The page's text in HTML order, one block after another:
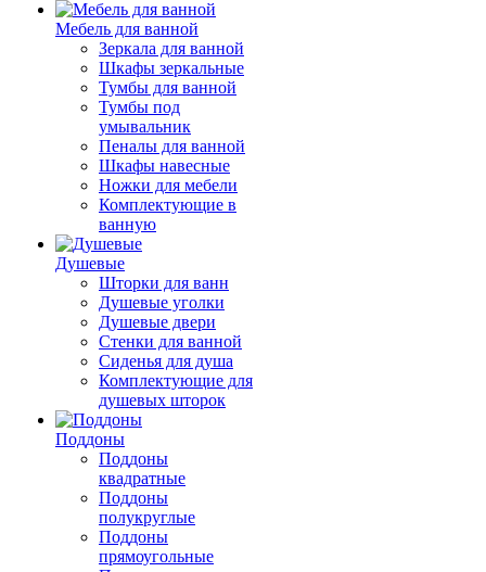
Мебель для ванной
Зеркала для ванной
Шкафы зеркальные
Тумбы для ванной
Тумбы под
умывальник
Пеналы для ванной
Шкафы навесные
Ножки для мебели
Комплектующие в
ванную
Душевые
Шторки для ванн
Душевые уголки
Душевые двери
Стенки для ванной
Сиденья для душа
Комплектующие для
душевых шторок
Поддоны
Поддоны
квадратные
Поддоны
полукруглые
Поддоны
прямоугольные